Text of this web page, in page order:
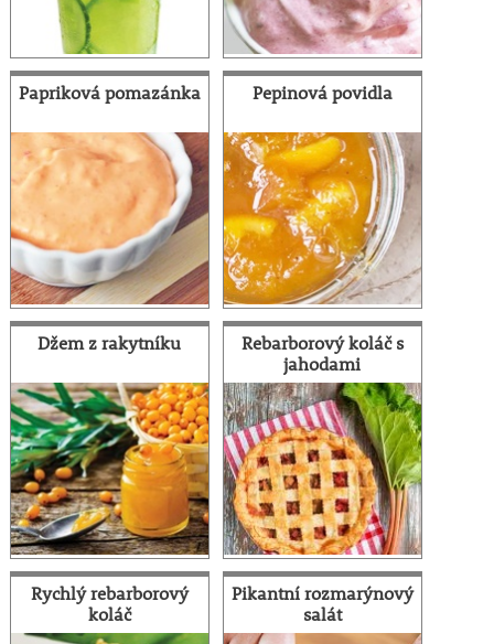
Papriková pomazánka Pepinová povidla
Džem z rakytníku
Rebarborový koláč s
jahodami
Rychlý rebarborový
koláč
Pikantní rozmarýnový
salát